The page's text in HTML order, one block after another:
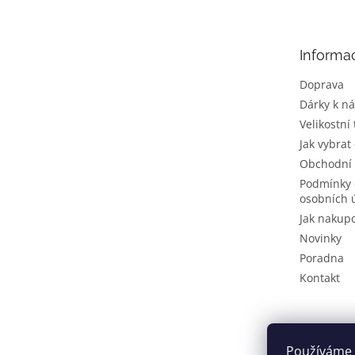
Doprava
Dárky k
Velikostní
Jak
osobních
Jak
Novinky
Poradna
Kontakt